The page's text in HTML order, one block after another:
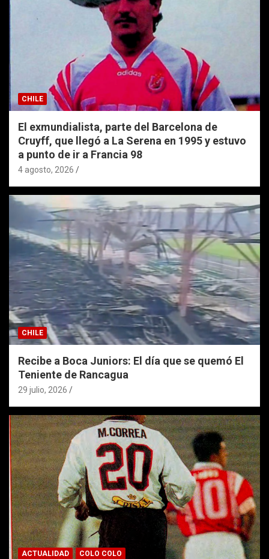
CHILE
El exmundialista, parte del Barcelona de
Cruyff, que llegó a La Serena en 1995 y estuvo
a punto de ir a Francia 98
4 agosto, 2026
CHILE
Recibe a Boca Juniors: El día que se quemó El
Teniente de Rancagua
29 julio, 2026
ACTUALIDAD COLO COLO